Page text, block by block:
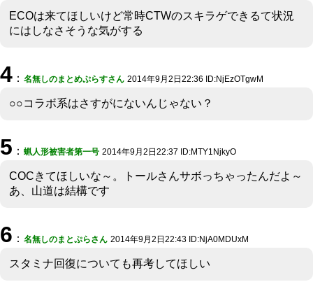
ECOは来てほしいけど常時CTWのスキラゲできるて状況
にはしなさそうな気がする
4 ： 名無しのまとめぷらすさん 2014年9月2日22:36 ID:NjEzOTgwM
○○コラボ系はさすがにないんじゃない？
5 ： 蝋人形被害者第一号 2014年9月2日22:37 ID:MTY1NjkyO
COCきてほしいな～。トールさんサボっちゃったんだよ～
あ、山道は結構です
6 ： 名無しのまとぷらさん 2014年9月2日22:43 ID:NjA0MDUxM
スタミナ回復についても再考してほしい